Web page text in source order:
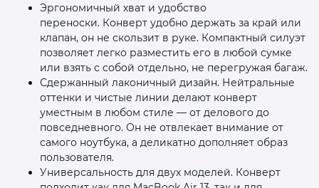
Эргономичный хват и удобство
переноски. Конверт удобно держать за край или
клапан, он не скользит в руке. Компактный силуэт
позволяет легко разместить его в любой сумке
или взять с собой отдельно, не перегружая багаж.
Сдержанный лаконичный дизайн. Нейтральные
оттенки и чистые линии делают конверт
уместным в любом стиле — от делового до
повседневного. Он не отвлекает внимание от
самого ноутбука, а деликатно дополняет образ
пользователя.
Универсальность для двух моделей. Конверт